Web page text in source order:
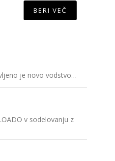
BERI VEČ
je novo vodstvo…
v sodelovanju z